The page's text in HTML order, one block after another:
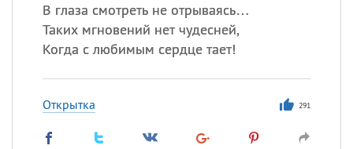
В глаза смотреть не отрываясь…
Таких мгновений нет чудесней,
Когда с любимым сердце тает!
Открытка 291